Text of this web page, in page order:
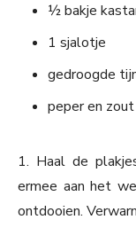
½ bakje
1 sjalotje
gedroogde
peper en zout
1. Haal de
ermee aan het
ontdooien.